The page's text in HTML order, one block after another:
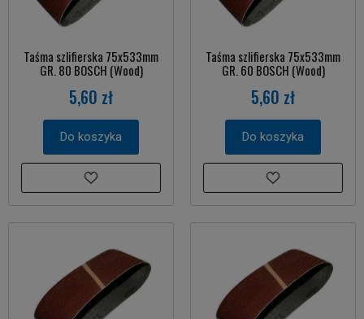
Taśma szlifierska 75x533mm
GR. 80 BOSCH (Wood)
5,60 zł
Do koszyka
Taśma szlifierska 75x533mm
GR. 60 BOSCH (Wood)
5,60 zł
Do koszyka